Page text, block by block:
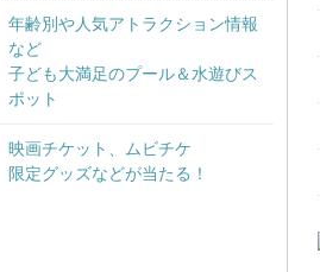
年齢別や人気アトラクション情報
など
子ども大満足のプール＆水遊びス
ポット
映画チケット、ムビチケ
限定グッズなどが当たる！